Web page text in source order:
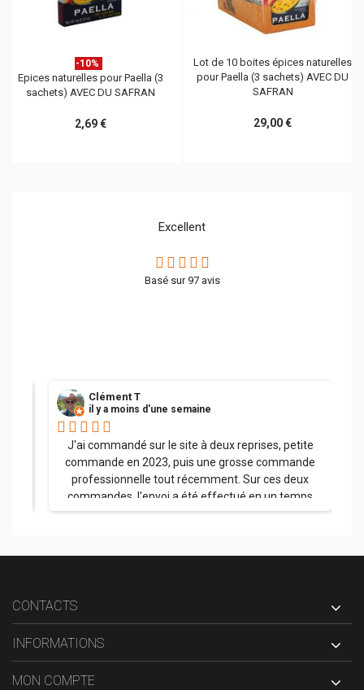
-10%
Epices naturelles pour Paella (3
sachets) AVEC DU SAFRAN
2,69 €
Lot de 10 boites épices naturelles
pour Paella (3 sachets) AVEC DU
SAFRAN
29,00 €
Excellent
Basé sur 97avis
Clément T
il y a moins d'une semaine
J'ai commandé sur le site à deux reprises, petite
commande en 2023, puis une grosse commande
professionnelle tout récemment. Sur ces deux
commandes, l'envoi a été effectué en un temps
record, la palette a été soigneusement emballée et
été parfaitement orienté sur le choix des pare-
matériel. Merci encore et bravo pour le parcours
CONTACTS
INFORMATIONS
MON COMPTE